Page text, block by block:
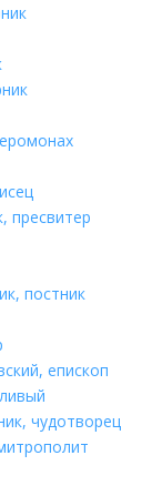
пресвитер
постник
епископ
чудотворец